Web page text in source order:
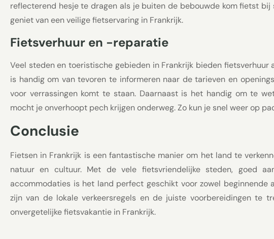
reflecterend hesje te dragen als je buiten de bebouwde kom fietst
geniet van een veilige fietservaring in Frankrijk.
Fietsverhuur en -reparatie
Veel steden en toeristische gebieden in Frankrijk bieden fietsverhuur
is handig om van tevoren te informeren naar de tarieven en
voor verrassingen komt te staan. Daarnaast is het handig om te
mocht je onverhoopt pech krijgen onderweg. Zo kun je snel weer op
Conclusie
Fietsen in Frankrijk is een fantastische manier om het land te
natuur en cultuur. Met de vele fietsvriendelijke steden, goed
accommodaties is het land perfect geschikt voor zowel beginnende
zijn van de lokale verkeersregels en de juiste voorbereidingen te
onvergetelijke fietsvakantie in Frankrijk.